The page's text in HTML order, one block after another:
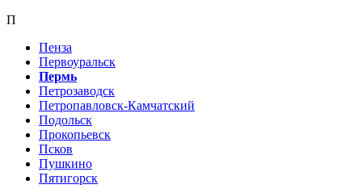
П
Пенза
Первоуральск
Пермь
Петрозаводск
Петропавловск-Камчатский
Подольск
Прокопьевск
Псков
Пушкино
Пятигорск